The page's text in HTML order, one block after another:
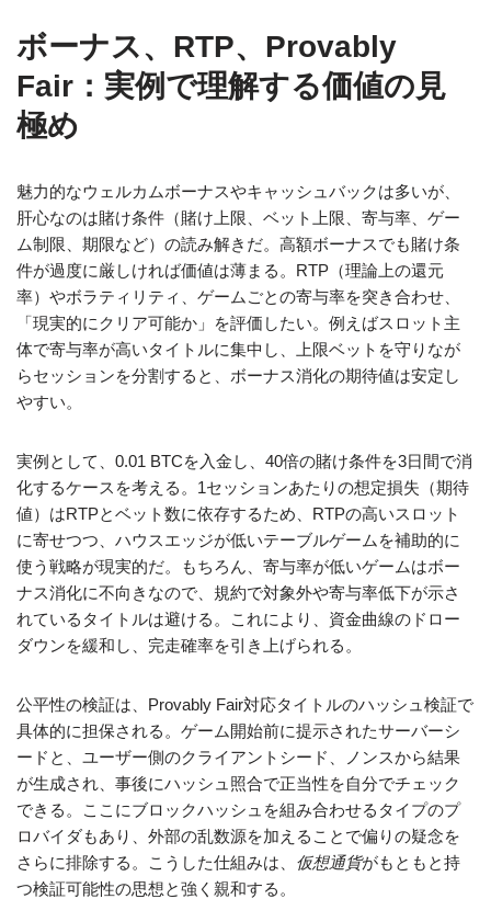
ボーナス、RTP、Provably
Fair：実例で理解する価値の見
極め
魅力的なウェルカムボーナスやキャッシュバックは多いが、
肝心なのは賭け条件（賭け上限、ベット上限、寄与率、ゲー
ム制限、期限など）の読み解きだ。高額ボーナスでも賭け条
件が過度に厳しければ価値は薄まる。RTP（理論上の還元
率）やボラティリティ、ゲームごとの寄与率を突き合わせ、
「現実的にクリア可能か」を評価したい。例えばスロット主
体で寄与率が高いタイトルに集中し、上限ベットを守りなが
らセッションを分割すると、ボーナス消化の期待値は安定し
やすい。
実例として、0.01 BTCを入金し、40倍の賭け条件を3日間で消
化するケースを考える。1セッションあたりの想定損失（期待
値）はRTPとベット数に依存するため、RTPの高いスロット
に寄せつつ、ハウスエッジが低いテーブルゲームを補助的に
使う戦略が現実的だ。もちろん、寄与率が低いゲームはボー
ナス消化に不向きなので、規約で対象外や寄与率低下が示さ
れているタイトルは避ける。これにより、資金曲線のドロー
ダウンを緩和し、完走確率を引き上げられる。
公平性の検証は、Provably Fair対応タイトルのハッシュ検証で
具体的に担保される。ゲーム開始前に提示されたサーバーシ
ードと、ユーザー側のクライアントシード、ノンスから結果
が生成され、事後にハッシュ照合で正当性を自分でチェック
できる。ここにブロックハッシュを組み合わせるタイプのプ
ロバイダもあり、外部の乱数源を加えることで偏りの疑念を
さらに排除する。こうした仕組みは、 仮想通貨がもともと持
つ検証可能性の思想と強く親和する。